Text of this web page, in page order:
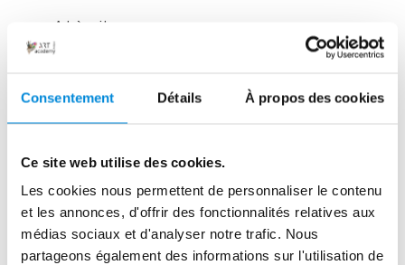
Consentement Détails À propos des cookies
Ce site web utilise des cookies.
Les cookies nous permettent de personnaliser le contenu
et les annonces, d'offrir des fonctionnalités relatives aux
médias sociaux et d'analyser notre trafic. Nous
partageons également des informations sur l'utilisation de
A très vite,
Bye bye !
René